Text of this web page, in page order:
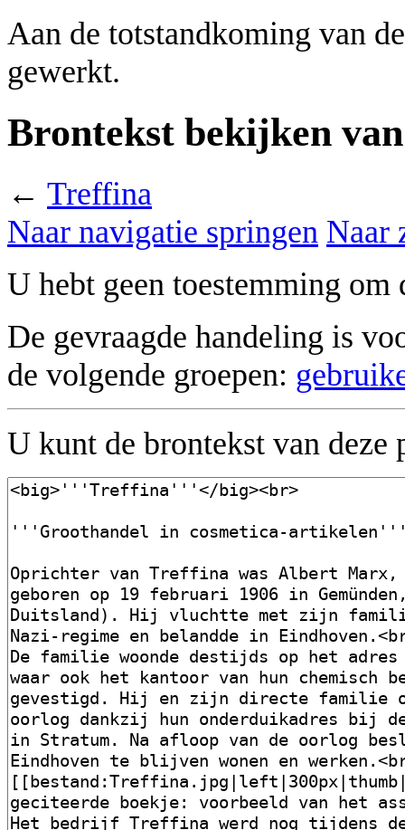
Aan de totstandkoming van
gewerkt.
Brontekst bekijken
← Treffina
Naar navigatie springen Naar
U hebt geen toestemming om
De gevraagde handeling is
de volgende groepen:
U kunt de brontekst van